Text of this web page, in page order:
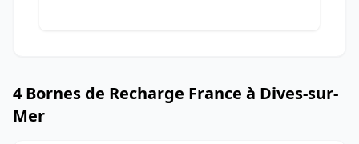
4 Bornes de Recharge France à Dives-sur-
Mer